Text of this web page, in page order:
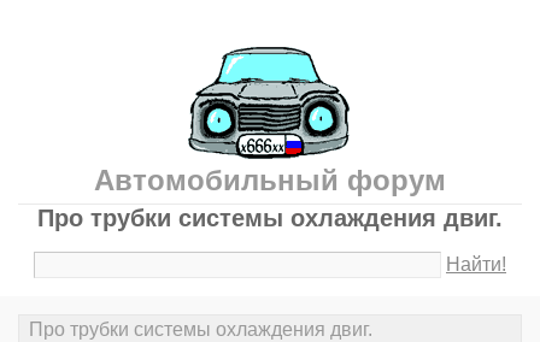
Автомобильный форум
Про трубки системы охлаждения двиг.
Найти!
Про трубки системы охлаждения двиг.